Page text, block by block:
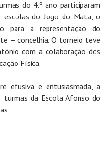
do 4.º ano participaram
do Jogo do Mata, o
para a representação do
– concelhia. O torneio teve
com a colaboração dos
Física.
efusiva e entusiasmada, a
da Escola Afonso do